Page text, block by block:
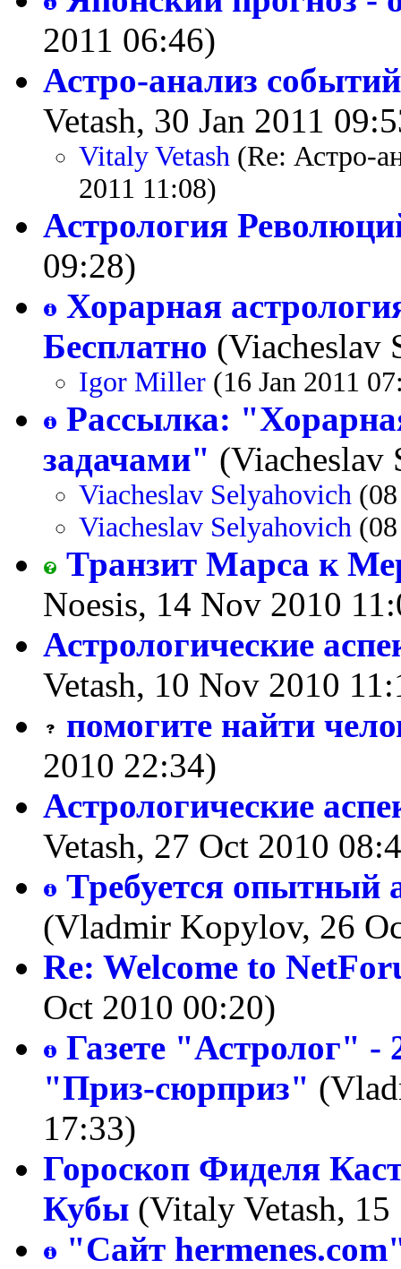
2011 06:46)
Астро-анализ
Vetash, 30 Jan 2011
Vitaly Vetash (Re: Астро-
2011 11:08)
Астрология
09:28)
Хорарная
Бесплатно (Viacheslav
Igor Miller (16 Jan 2011
Рассылка:
задачами" (Viacheslav
Viacheslav Selyahovich
Viacheslav Selyahovich
Транзит Марса к
Noesis, 14 Nov 2010
Астрологические
Vetash, 10 Nov 2010
помогите найти
2010 22:34)
Астрологические
Vetash, 27 Oct 2010
Требуется опытный
(Vladmir Kopylov, 26
Re: Welcome to
Oct 2010 00:20)
Газете "Астролог"
"Приз-сюрприз"
17:33)
Гороскоп Фиделя
Кубы (Vitaly Vetash,
"Сайт